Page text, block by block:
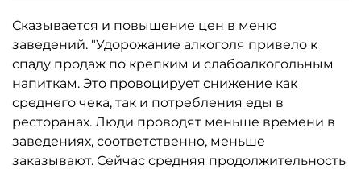
Сказывается и повышение цен в меню
заведений. "Удорожание алкоголя привело к
спаду продаж по крепким и слабоалкогольным
напиткам. Это провоцирует снижение как
среднего чека, так и потребления еды в
ресторанах. Люди проводят меньше времени в
заведениях, соответственно, меньше
заказывают. Сейчас средняя продолжительность